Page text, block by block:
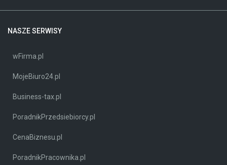
NASZE SERWISY
wFirma.pl
MojeBiuro24.pl
Business-tax.pl
PoradnikPrzedsiebiorcy.pl
CenaBiznesu.pl
PoradnikPracownika.pl